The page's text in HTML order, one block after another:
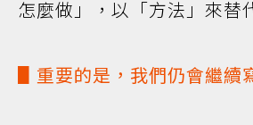
怎麼做」，以「方法」來替
▋重要的是，我們仍會繼續